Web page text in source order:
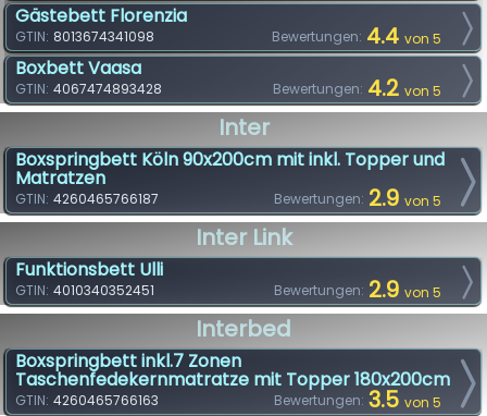
Gästebett Florenzia
Bewertungen: 4.4 von 5
GTIN: 8013674341098
Boxbett Vaasa
Bewertungen: 4.2 von 5
GTIN: 4067474893428
Inter
Boxspringbett Köln 90x200cm mit inkl. Topper und
Matratzen
Bewertungen: 2.9 von 5
GTIN: 4260465766187
Inter Link
Funktionsbett Ulli
Bewertungen: 2.9 von 5
GTIN: 4010340352451
Interbed
Boxspringbett inkl.7 Zonen
Taschenfedekernmatratze mit Topper 180x200cm
Bewertungen: 3.5 von 5
GTIN: 4260465766163